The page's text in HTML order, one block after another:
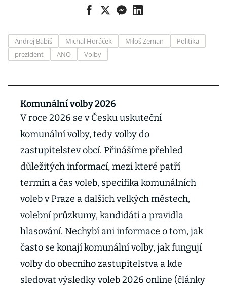
Andrej Babiš Michal Horáček Miloš Zeman
Politika
prezident
ANO Volby
Komunální volby 2026
V roce 2026 se v Česku uskuteční
komunální volby, tedy volby do
zastupitelstev obcí. Přinášíme přehled
důležitých informací, mezi které patří
termín a čas voleb, specifika komunálních
voleb v Praze a dalších velkých městech,
volební průzkumy, kandidáti a pravidla
hlasování. Nechybí ani informace o tom, jak
často se konají komunální volby, jak fungují
volby do obecního zastupitelstva a kde
sledovat výsledky voleb 2026 online (články